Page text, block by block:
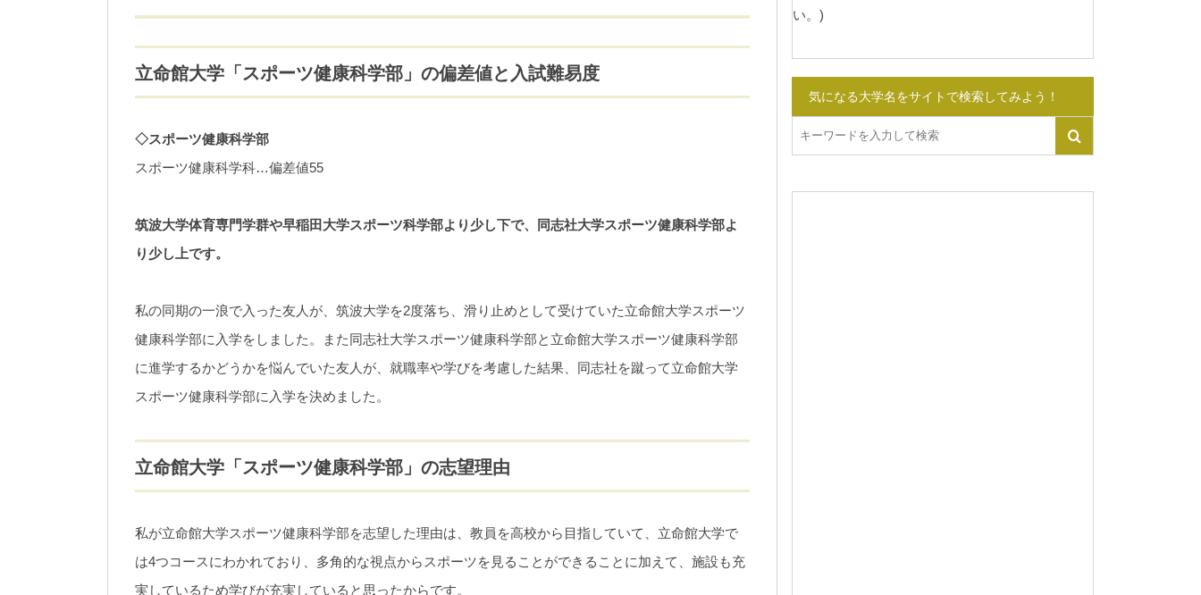
立命館大学「スポーツ健康科学部」の偏差値と入試難易度
◇スポーツ健康科学部
スポーツ健康科学科…偏差値55
筑波大学体育専門学群や早稲田大学スポーツ科学部より少し下で、同志社大学スポーツ健康科学部よ
り少し上です。
私の同期の一浪で入った友人が、筑波大学を2度落ち、滑り止めとして受けていた立命館大学スポーツ
健康科学部に入学をしました。また同志社大学スポーツ健康科学部と立命館大学スポーツ健康科学部
に進学するかどうかを悩んでいた友人が、就職率や学びを考慮した結果、同志社を蹴って立命館大学
スポーツ健康科学部に入学を決めました。
立命館大学「スポーツ健康科学部」の志望理由
私が立命館大学スポーツ健康科学部を志望した理由は、教員を高校から目指していて、立命館大学で
は4つコースにわかれており、多角的な視点からスポーツを見ることができることに加えて、施設も充
実しているため学びが充実していると思ったからです。
い。)
気になる大学名をサイトで検索してみよう！